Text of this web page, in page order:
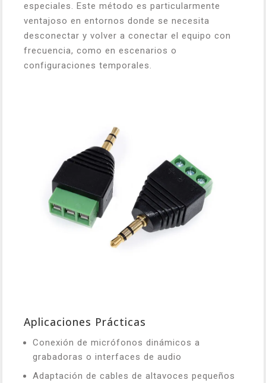
especiales. Este método es particularmente
ventajoso en entornos donde se necesita
desconectar y volver a conectar el equipo con
frecuencia, como en escenarios o
configuraciones temporales.
Aplicaciones Prácticas
Conexión de micrófonos dinámicos a
grabadoras o interfaces de audio
Adaptación de cables de altavoces pequeños